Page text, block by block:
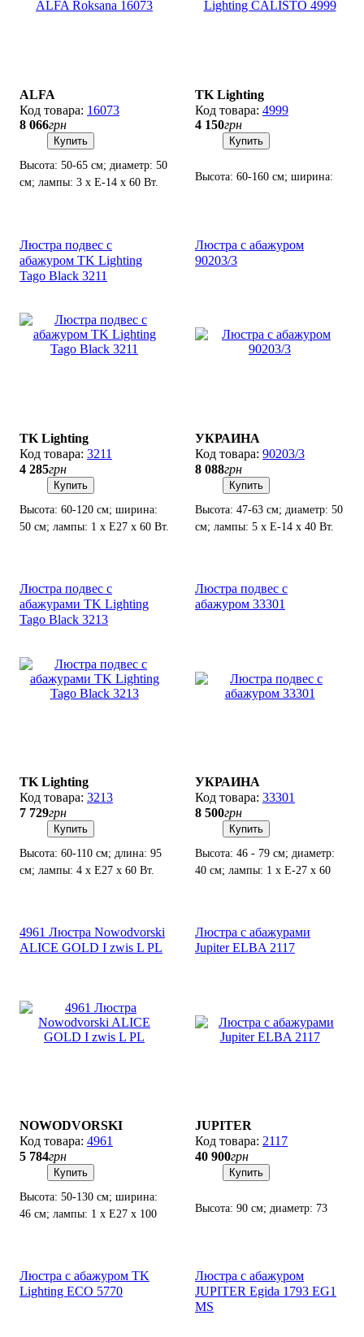
ALFA
16073
8 066грн
Купить
Высота: 50-65 см; диаметр: 50
см; лампы: 3 х Е-14 х 60 Вт.
TK Lighting
4999
4 150грн
Купить
Высота: 60-160 см; ширина:
Люстра подвес с
абажуром TK Lighting
Tago Black 3211
TK Lighting
3211
4 285грн
Купить
Высота: 60-120 см; ширина:
50 см; лампы: 1 х Е27 х 60 Вт.
Люстра с абажуром
90203/3
УКРАИНА
90203/3
8 088грн
Купить
Высота: 47-63 см; диаметр: 50
см; лампы: 5 х Е-14 х 40 Вт.
Люстра подвес с
абажурами TK Lighting
Tago Black 3213
TK Lighting
3213
7 729грн
Купить
Высота: 60-110 см; длина: 95
см; лампы: 4 х Е27 х 60 Вт.
Люстра подвес с
абажуром 33301
УКРАИНА
33301
8 500грн
Купить
Высота: 46 - 79 см; диаметр:
40 см; лампы: 1 х Е-27 х 60
4961 Люстра Nowodvorski
ALICE GOLD I zwis L PL
NOWODVORSKI
4961
5 784грн
Купить
Высота: 50-130 см; ширина:
46 см; лампы: 1 х Е27 х 100
Люстра с абажурами
Jupiter ELBA 2117
JUPITER
2117
40 900грн
Купить
Высота: 90 см; диаметр: 73
Люстра с абажуром TK
Lighting ECO 5770
Люстра с абажуром
JUPITER Egida 1793 EG1
MS